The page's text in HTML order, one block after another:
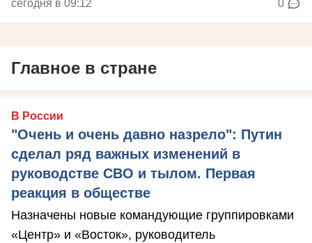
сегодня в 09:12 0
Главное в стране
В России
"Очень и очень давно назрело": Путин
сделал ряд важных изменений в
руководстве СВО и тылом. Первая
реакция в обществе
Назначены новые командующие группировками
«Центр» и «Восток», руководитель